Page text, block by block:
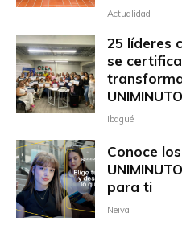
Actualidad
25 líderes
se
Ibagué
Conoce
para ti
Neiva